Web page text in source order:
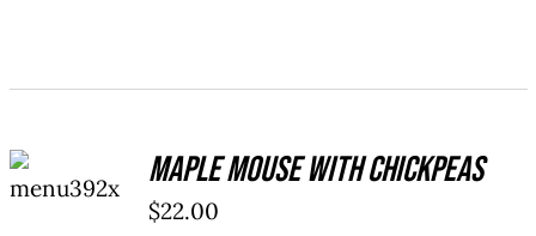
CART
/
Maple Mouse With Chickpeas
$22.00